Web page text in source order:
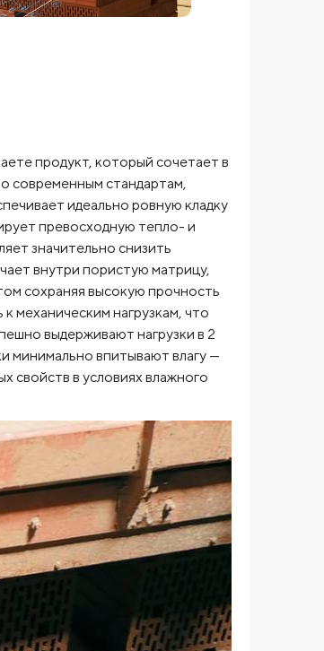
продукт, который сочетает в
современным стандартам,
идеально ровную кладку
превосходную тепло- и
значительно снизить
внутри пористую матрицу,
сохраняя высокую прочность
механическим нагрузкам, что
выдерживают нагрузки в 2
минимально впитывают влагу —
свойств в условиях влажного